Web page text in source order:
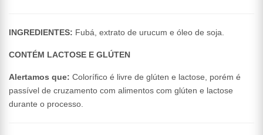
INGREDIENTES: Fubá, extrato de urucum e óleo de soja.
CONTÉM LACTOSE E GLÚTEN
Alertamos que: Colorífico é livre de glúten e lactose, porém é
passível de cruzamento com alimentos com glúten e lactose
durante o processo.